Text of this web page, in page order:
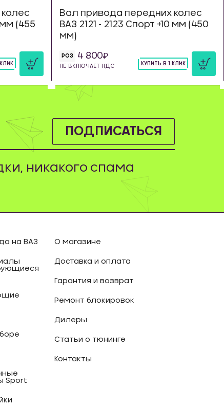
мм (455
Вал привода передних колес
ВАЗ 2121 - 2123 Спорт +10 мм (450
мм)
РОЗ 4 800
НЕ ВКЛЮЧАЕТ НДС КУПИТЬ В 1 КЛИК
ПОДПИСАТЬСЯ
никакого спама
на ВАЗ
Sport
О магазине
Доставка и оплата
Гарантия и возврат
Ремонт блокировок
Дилеры
Статьи о тюнинге
Контакты